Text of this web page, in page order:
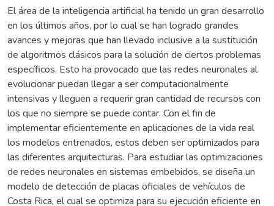
El área de la inteligencia artificial ha tenido un gran desarrollo
en los últimos años, por lo cual se han logrado grandes
avances y mejoras que han llevado inclusive a la sustitución
de algoritmos clásicos para la solución de ciertos problemas
específicos. Esto ha provocado que las redes neuronales al
evolucionar puedan llegar a ser computacionalmente
intensivas y lleguen a requerir gran cantidad de recursos con
los que no siempre se puede contar. Con el fin de
implementar eficientemente en aplicaciones de la vida real
los modelos entrenados, estos deben ser optimizados para
las diferentes arquitecturas. Para estudiar las optimizaciones
de redes neuronales en sistemas embebidos, se diseña un
modelo de detección de placas oficiales de vehículos de
Costa Rica, el cual se optimiza para su ejecución eficiente en